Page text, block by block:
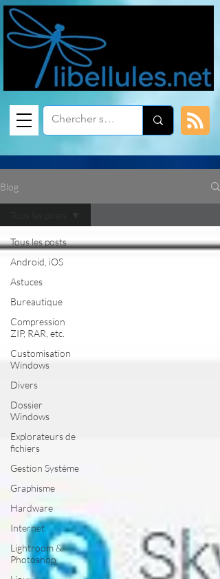
Blog
Tous les posts
Android, iOS
Astuces
Bureautique
Compression
ZIP, RAR, etc.
Customisation
Windows
Divers
Dossier
Windows
Explorateurs de
fichiers
Gestion Système
Graphisme
Hardware
Internet
Lightroom &
Photoshop